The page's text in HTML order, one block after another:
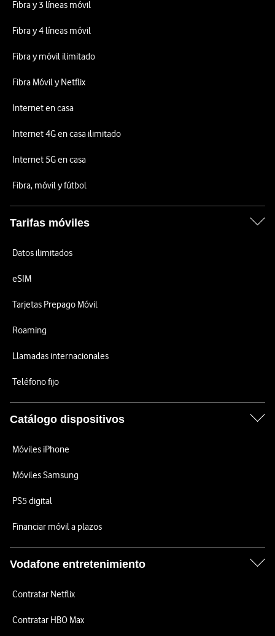
Fibra y 3 líneas móvil
Fibra y 4 líneas móvil
Fibra y móvil ilimitado
Fibra Móvil y Netflix
Internet en casa
Internet 4G en casa ilimitado
Internet 5G en casa
Fibra, móvil y fútbol
Tarifas móviles
Datos ilimitados
eSIM
Tarjetas Prepago Móvil
Roaming
Llamadas internacionales
Teléfono fijo
Catálogo dispositivos
Móviles iPhone
Móviles Samsung
PS5 digital
Financiar móvil a plazos
Vodafone entretenimiento
Contratar Netflix
Contratar HBO Max